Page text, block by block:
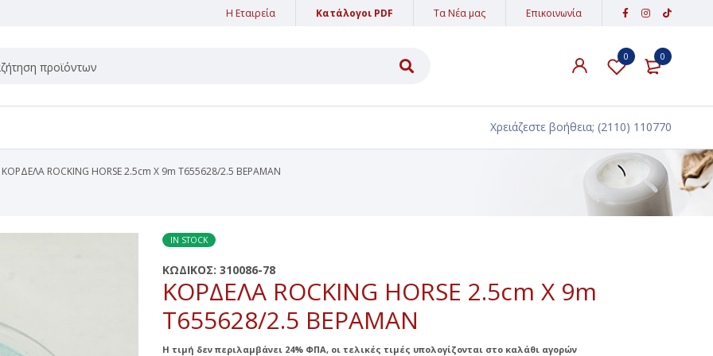
WAX MELTS
ΠΕΡΛΕΣ
ΚΛΑΣΙΚΑ ΚΕΡΙΑ ΚΟΡΜΟΙ
ΑΝΤΙΣΗΠΤΙΚΑ
ΚΡΕΜΕΣ ΧΕΡΙΩΝ
ΑΜΜΟΣ - ΠΕΤΡΕΣ
ΥΦΑΣΜΑΤΑ-ΚΟΡΔΕΛΕΣ-ΚΟΡΔΟΝΙΑ
PARTY POPPER
Η Εταιρεία Κατάλογοι PDF Τα Νέα μας Επικοινωνία
0
0
Χρειάζεστε βοήθεια; (2110) 110770
ΚΟΡΔΕΛΑ ROCKING HORSE 2.5cm X 9m Τ655628/2.5 ΒΕΡΑΜΑΝ
IN STOCK
ΚΩΔΙΚΟΣ:310086-78
ΚΟΡΔΕΛΑ ROCKING HORSE 2.5cm X 9m
Τ655628/2.5 ΒΕΡΑΜΑΝ
Η τιμή δεν περιλαμβάνει 24% ΦΠΑ, οι τελικές τιμές υπολογίζονται στο καλάθι αγορών